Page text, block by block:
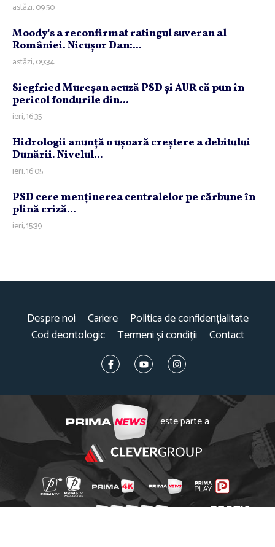
astăzi, 09:50
Moody's a reconfirmat ratingul suveran al
României. Nicuşor Dan:...
astăzi, 09:34
Siegfried Mureşan acuză PSD şi AUR că pun în
pericol fondurile din...
ieri, 16:35
Hidrologii anunţă o uşoară creştere a debitului
Dunării. Nivelul...
ieri, 16:05
PSD cere menţinerea centralelor pe cărbune în
plină criză...
ieri, 15:39
Despre noi Cariere
Politica de confidențialitate
Cod deontologic
Termeni și condiții Contact
este parte a